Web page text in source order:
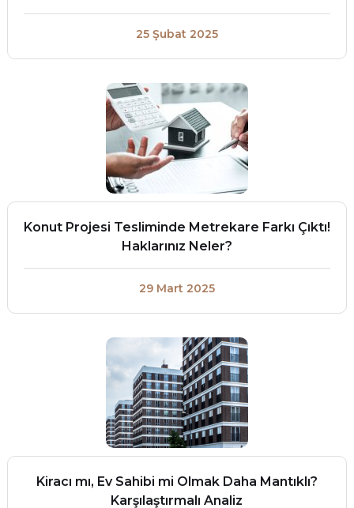
25 Şubat 2025
Konut Projesi Tesliminde Metrekare Farkı Çıktı!
Haklarınız Neler?
29 Mart 2025
Kiracı mı, Ev Sahibi mi Olmak Daha Mantıklı?
Karşılaştırmalı Analiz